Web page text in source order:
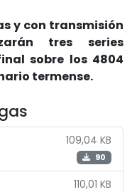
y con transmisión
tres series
sobre los 4804
termense.
109,04 KB
90
110,01 KB